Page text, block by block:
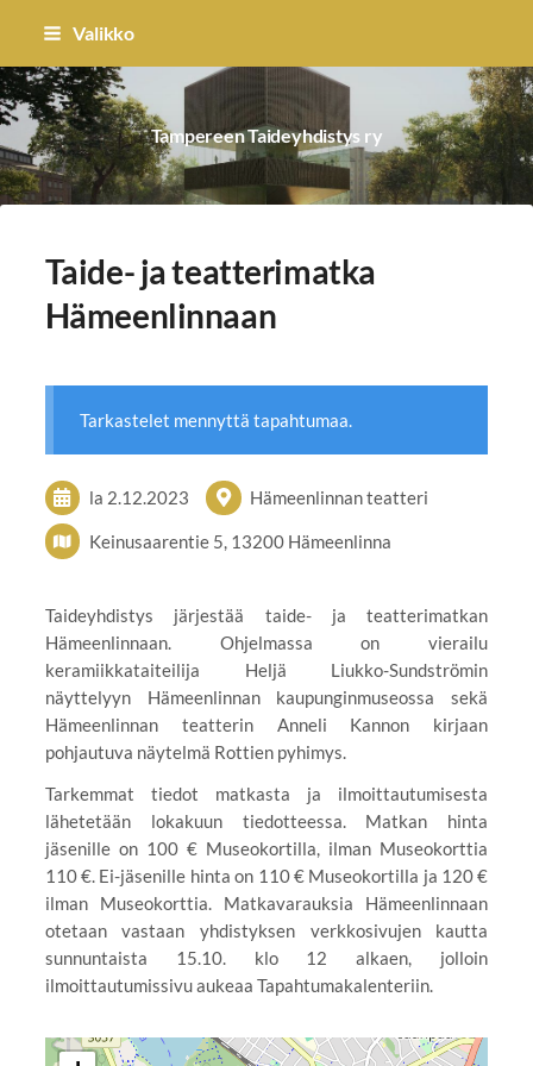
Siirry
sisältöön
Valikko
Tampereen Taideyhdistys ry
Taide- ja teatterimatka
Hämeenlinnaan
Tarkastelet mennyttä tapahtumaa.
la 2.12.2023 Hämeenlinnan teatteri
Keinusaarentie 5, 13200 Hämeenlinna
Taideyhdistys järjestää taide- ja teatterimatkan
Hämeenlinnaan. Ohjelmassa on vierailu
keramiikkataiteilija Heljä Liukko-Sundströmin
näyttelyyn Hämeenlinnan kaupunginmuseossa sekä
Hämeenlinnan teatterin Anneli Kannon kirjaan
pohjautuva näytelmä Rottien pyhimys.
Tarkemmat tiedot matkasta ja ilmoittautumisesta
lähetetään lokakuun tiedotteessa. Matkan hinta
jäsenille on 100 € Museokortilla, ilman Museokorttia
110 €. Ei-jäsenille hinta on 110 € Museokortilla ja 120 €
ilman Museokorttia. Matkavarauksia Hämeenlinnaan
otetaan vastaan yhdistyksen verkkosivujen kautta
sunnuntaista 15.10. klo 12 alkaen, jolloin
ilmoittautumissivu aukeaa Tapahtumakalenteriin.